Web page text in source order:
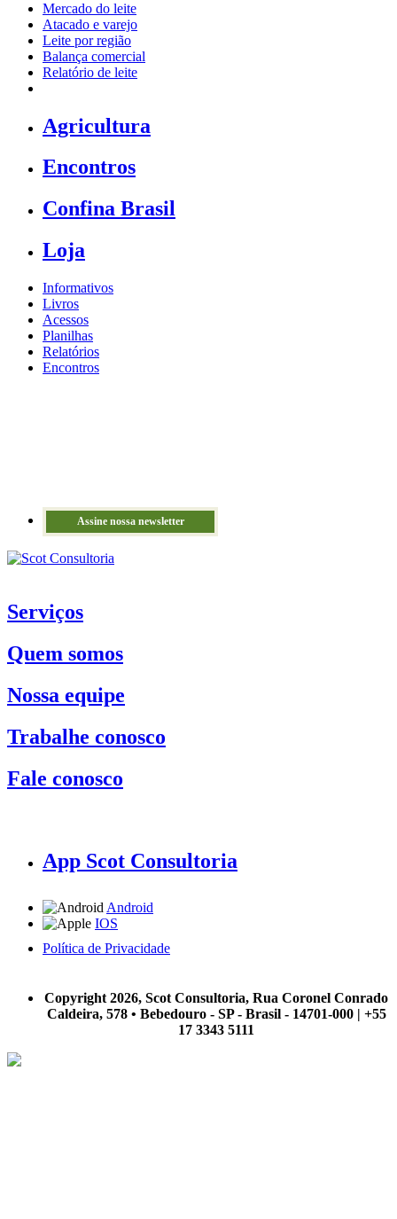
Mercado do leite
Atacado e varejo
Leite por região
Balança comercial
Relatório de leite
Agricultura
Encontros
Confina Brasil
Loja
Informativos
Livros
Acessos
Planilhas
Relatórios
Encontros
Assine nossa newsletter
Serviços
Quem somos
Nossa equipe
Trabalhe conosco
Fale conosco
App Scot Consultoria
Android
IOS
Política de Privacidade
Copyright 2026, Scot Consultoria, Rua Coronel Conrado
Caldeira, 578 • Bebedouro - SP - Brasil - 14701-000 | +55
17 3343 5111